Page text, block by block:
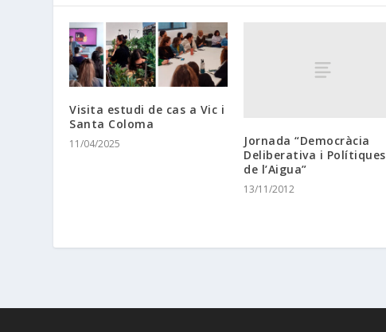
Visita estudi de cas a Vic i
Santa Coloma
11/04/2025
Jornada “Democràcia
Deliberativa i Polítiques
de l’Aigua”
13/11/2012